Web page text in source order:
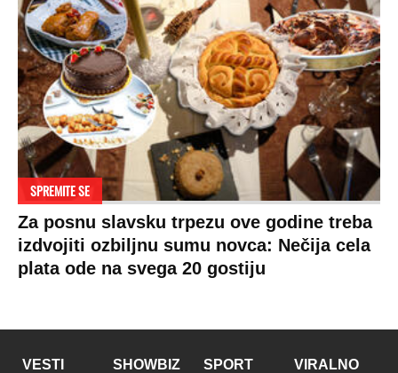
SPREMITE SE
Za posnu slavsku trpezu ove godine treba
izdvojiti ozbiljnu sumu novca: Nečija cela
plata ode na svega 20 gostiju
VESTI SHOWBIZ SPORT VIRALNO